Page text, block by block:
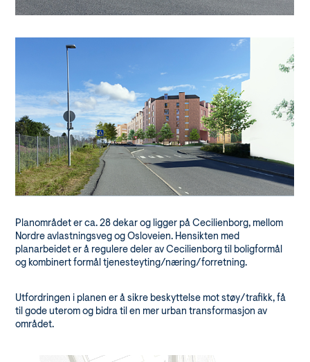
Planområdet er ca. 28 dekar og ligger på Cecilienborg, mellom
Nordre avlastningsveg og Osloveien. Hensikten med
planarbeidet er å regulere deler av Cecilienborg til boligformål
og kombinert formål tjenesteyting/næring/forretning.
Utfordringen i planen er å sikre beskyttelse mot støy/trafikk, få
til gode uterom og bidra til en mer urban transformasjon av
området.